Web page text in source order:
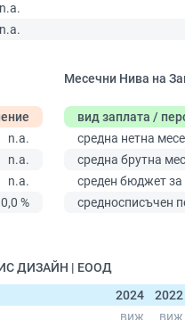
n.a.
n.a.
n.a.
n.a.
n.a.
0,0 %
Месечни Нива на
вид заплата /
средна нетна
средна брутна
среден бюджет
средносписъчен
ДИЗАЙН | ЕООД
2024
2022